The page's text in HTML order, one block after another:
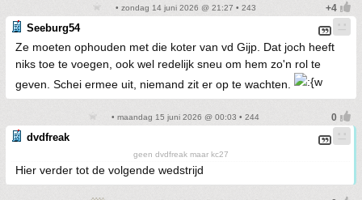
• zondag 14 juni 2026 @ 21:27 • 243
Seeburg54
Ze moeten ophouden met die koter van vd Gijp. Dat joch heeft
niks toe te voegen, ook wel redelijk sneu om hem zo'n rol te
geven. Schei ermee uit, niemand zit er op te wachten.
• maandag 15 juni 2026 @ 00:03 • 244
dvdfreak
geen dvdfreak maar kc27
Hier verder tot de volgende wedstrijd